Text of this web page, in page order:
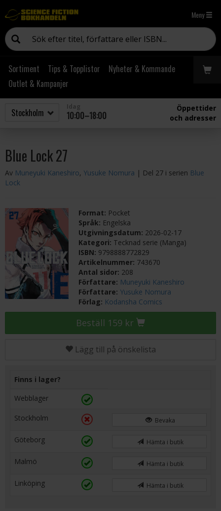
Meny
Sortiment Tips & Topplistor
Nyheter & Kommande
Outlet & Kampanjer
10:00–18:00
Öppettider
och adresser
Blue Lock 27
Av Muneyuki Kaneshiro, Yusuke Nomura | Del 27 i serien Blue
Lock
Format: Pocket
Språk: Engelska
Utgivningsdatum: 2026-02-17
Kategori: Tecknad serie (Manga)
ISBN: 9798888772829
Artikelnummer: 743670
Antal sidor: 208
Författare: Muneyuki Kaneshiro
Författare: Yusuke Nomura
Förlag: Kodansha Comics
Beställ 159 kr
Lägg till på önskelista
Finns i lager?
Webblager
Stockholm Bevaka
Göteborg Hämta i butik
Malmö Hämta i butik
Linköping Hämta i butik